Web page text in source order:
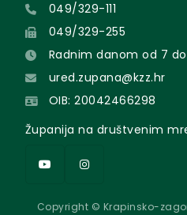
049/329-111
049/329-255
Radnim danom od 7 do
ured.zupana@kzz.hr
OIB: 20042466298
Županija na društvenim
Copyright © Krapinsko-